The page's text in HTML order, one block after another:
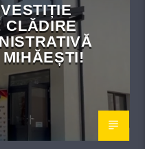
CLĂDIRE